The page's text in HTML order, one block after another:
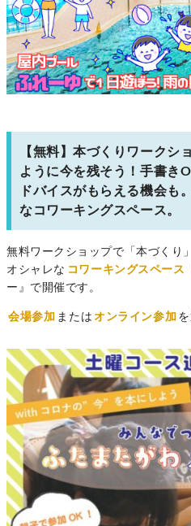
【無料】本づくりワークシ
ように今を残そう！手書き
ドバイスがもらえる機会も
なコワーキングスペース。
無料ワークショップで「本づくり
オシャレな コワーキングスペース
ー』で開催です。
会場参加 または オンライン参加